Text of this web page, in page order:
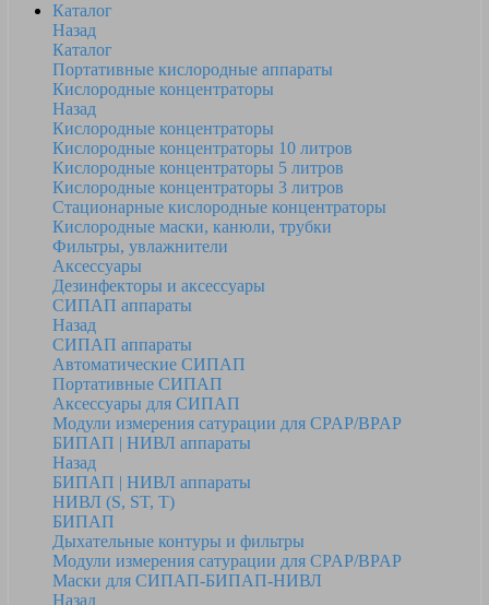
Каталог
Назад
Каталог
Портативные кислородные аппараты
Кислородные концентраторы
Назад
Кислородные концентраторы
Кислородные концентраторы 10 литров
Кислородные концентраторы 5 литров
Кислородные концентраторы 3 литров
Стационарные кислородные концентраторы
Кислородные маски, канюли, трубки
Фильтры, увлажнители
Аксессуары
Дезинфекторы и аксессуары
СИПАП аппараты
Назад
СИПАП аппараты
Автоматические СИПАП
Портативные СИПАП
Аксессуары для СИПАП
Модули измерения сатурации для CPAP/BPAP
БИПАП | НИВЛ аппараты
Назад
БИПАП | НИВЛ аппараты
НИВЛ (S, ST, T)
БИПАП
Дыхательные контуры и фильтры
Модули измерения сатурации для CPAP/BPAP
Маски для СИПАП-БИПАП-НИВЛ
Назад